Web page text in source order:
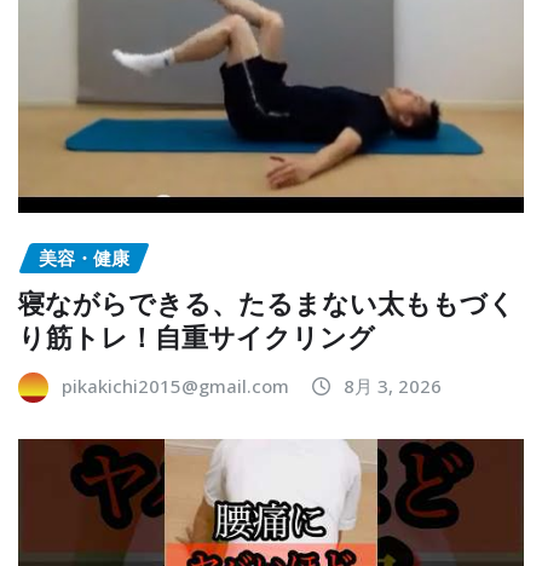
美容・健康
寝ながらできる、たるまない太ももづく
り筋トレ！自重サイクリング
pikakichi2015@gmail.com 8月 3, 2026